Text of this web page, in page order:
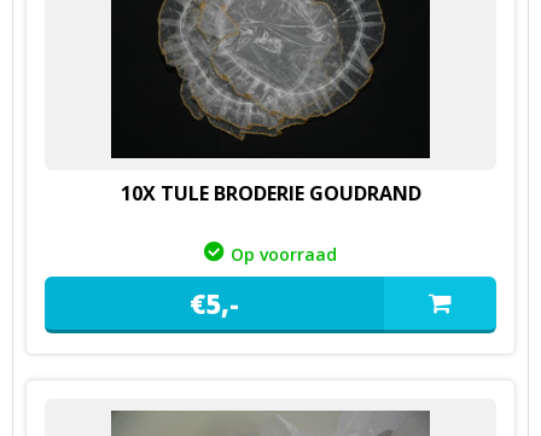
10X TULE BRODERIE GOUDRAND
Op voorraad
€5,-